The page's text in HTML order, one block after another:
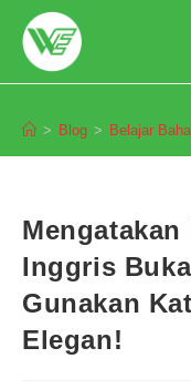
content
> Blog > Belajar
Inggris
Gunakan
Elegan!